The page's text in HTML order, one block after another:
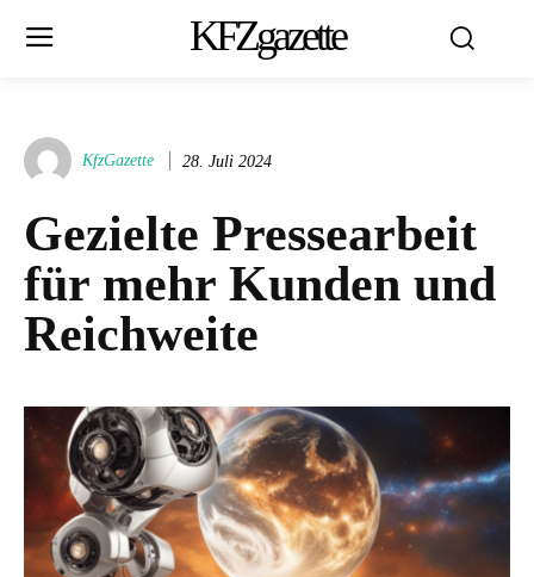
KFZgazette
KfzGazette 28. Juli 2024
Gezielte Pressearbeit
für mehr Kunden und
Reichweite